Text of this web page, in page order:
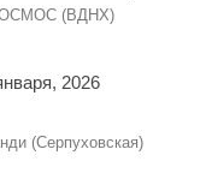
(ВДНХ)
2026
(Серпуховская)